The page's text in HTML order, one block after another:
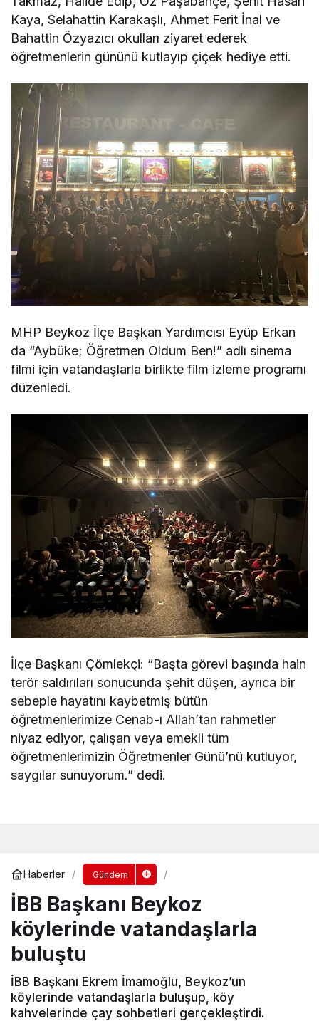
Kaya, Selahattin Karakaşlı, Ahmet Ferit İnal ve
Bahattin Özyazıcı okulları ziyaret ederek
öğretmenlerin gününü kutlayıp çiçek hediye etti.
MHP Beykoz İlçe Başkan Yardımcısı Eyüp Erkan
da “Aybüke; Öğretmen Oldum Ben!” adlı sinema
filmi için vatandaşlarla birlikte film izleme programı
düzenledi.
İlçe Başkanı Çömlekçi: “Başta görevi başında hain
terör saldırıları sonucunda şehit düşen, ayrıca bir
sebeple hayatını kaybetmiş bütün
öğretmenlerimize Cenab-ı Allah’tan rahmetler
niyaz ediyor, çalışan veya emekli tüm
öğretmenlerimizin Öğretmenler Günü’nü kutluyor,
saygılar sunuyorum.” dedi.
Haberler Gündem
İBB Başkanı Beykoz
köylerinde vatandaşlarla
buluştu
İBB Başkanı Ekrem İmamoğlu, Beykoz’un
köylerinde vatandaşlarla buluşup, köy
kahvelerinde çay sohbetleri gerçekleştirdi.